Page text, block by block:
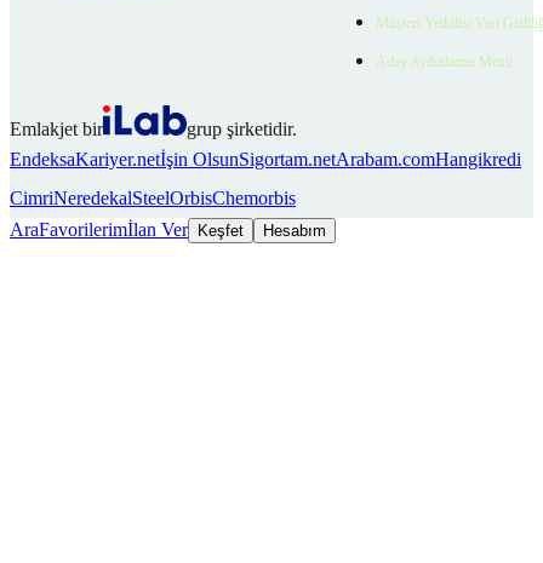
Müşteri Yetkilisi Veri
Aday Aydınlatma Metni
Emlakjet bir
grup şirketidir.
EndeksaKariyer.netİşin OlsunSigortam.netArabam.comHangikredi
CimriNeredekalSteelOrbisChemorbis
AraFavorilerimİlan Ver Keşfet Hesabım